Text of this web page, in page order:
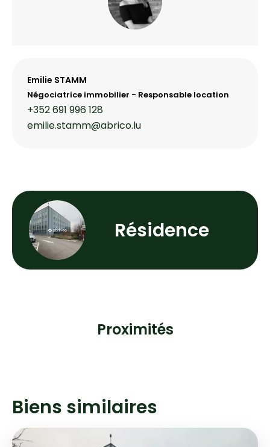
Emilie STAMM
Négociatrice immobilier - Responsable location
+352 691 996 128
emilie.stamm@abrico.lu
Résidence
Proximités
Biens similaires